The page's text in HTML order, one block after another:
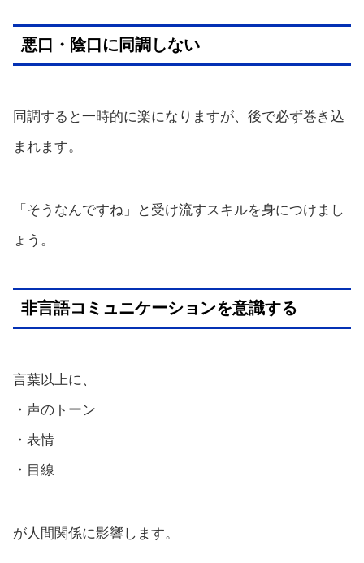
悪口・陰口に同調しない
同調すると一時的に楽になりますが、後で必ず巻き込
まれます。
「そうなんですね」と受け流すスキルを身につけまし
ょう。
非言語コミュニケーションを意識する
言葉以上に、
・声のトーン
・表情
・目線
が人間関係に影響します。